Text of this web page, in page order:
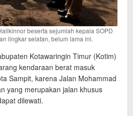
beserta sejumlah kepala SOPD
lingkar selatan, belum lama ini.
Kotawaringin Timur (Kotim)
kendaraan berat masuk
Sampit, karena Jalan Mohammad
yang merupakan jalan khusus
dilewati.